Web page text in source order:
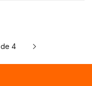
de 4